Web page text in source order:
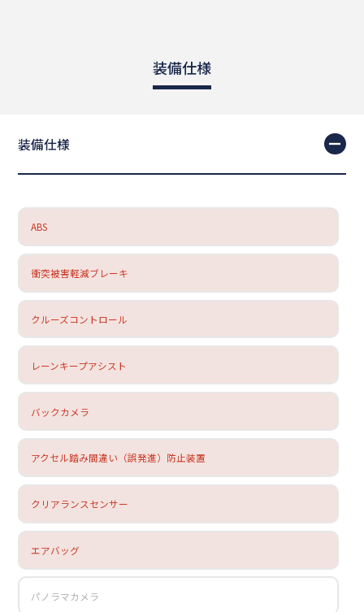
装備仕様
装備仕様
ABS
衝突被害軽減ブレーキ
クルーズコントロール
レーンキープアシスト
バックカメラ
アクセル踏み間違い（誤発進）防止装置
クリアランスセンサー
エアバッグ
パノラマカメラ